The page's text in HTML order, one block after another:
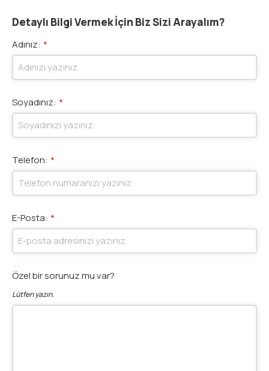
Detaylı Bilgi Vermek İçin Biz Sizi Arayalım?
Adınız: *
Soyadınız: *
Telefon: *
E-Posta: *
Özel bir sorunuz mu var?
Lütfen yazın.